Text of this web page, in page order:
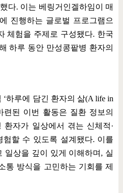
다. 이는 베링거인겔하임이 매
진행하는 글로벌 프로그램으
체험을 주제로 구성됐다. 한국
하루 동안 만성콩팥병 환자의
‘하루에 담긴 환자의 삶(A life in
련된 이번 활동은 질환 정보의
환자가 일상에서 겪는 신체적·
험할 수 있도록 설계됐다. 이를
일상을 깊이 있게 이해하며 , 실
통 방식을 고민하는 기회를 제